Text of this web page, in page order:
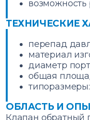
возможность
ТЕХНИЧЕСКИЕ
перепад
материал
диаметр
общая
типоразмеры:
ОБЛАСТЬ И
Клапан обратный